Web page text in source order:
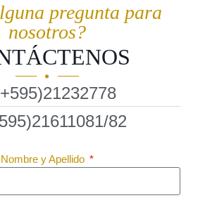
pregunta para
nosotros?
82
Nombre y Apellido